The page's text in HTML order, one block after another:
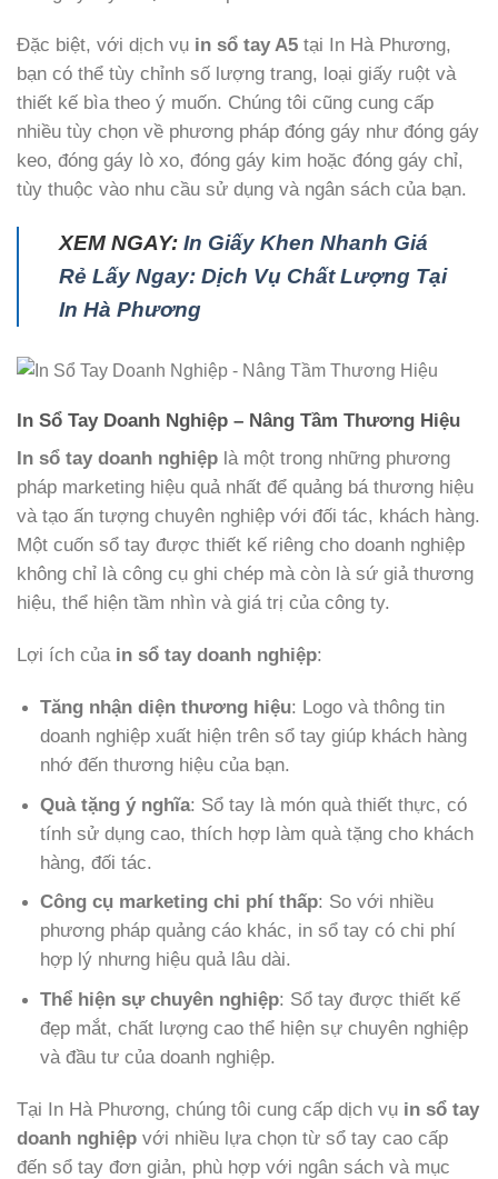
Đặc biệt, với dịch vụ in sổ tay A5 tại In Hà Phương,
bạn có thể tùy chỉnh số lượng trang, loại giấy ruột và
thiết kế bìa theo ý muốn. Chúng tôi cũng cung cấp
nhiều tùy chọn về phương pháp đóng gáy như đóng gáy
keo, đóng gáy lò xo, đóng gáy kim hoặc đóng gáy chỉ,
tùy thuộc vào nhu cầu sử dụng và ngân sách của bạn.
XEM NGAY: In Giấy Khen Nhanh Giá
Rẻ Lấy Ngay: Dịch Vụ Chất Lượng Tại
In Hà Phương
In Sổ Tay Doanh Nghiệp – Nâng Tầm Thương Hiệu
In sổ tay doanh nghiệp là một trong những phương
pháp marketing hiệu quả nhất để quảng bá thương hiệu
và tạo ấn tượng chuyên nghiệp với đối tác, khách hàng.
Một cuốn sổ tay được thiết kế riêng cho doanh nghiệp
không chỉ là công cụ ghi chép mà còn là sứ giả thương
hiệu, thể hiện tầm nhìn và giá trị của công ty.
Lợi ích của in sổ tay doanh nghiệp:
Tăng nhận diện thương hiệu: Logo và thông tin
doanh nghiệp xuất hiện trên sổ tay giúp khách hàng
nhớ đến thương hiệu của bạn.
Quà tặng ý nghĩa: Sổ tay là món quà thiết thực, có
tính sử dụng cao, thích hợp làm quà tặng cho khách
hàng, đối tác.
Công cụ marketing chi phí thấp: So với nhiều
phương pháp quảng cáo khác, in sổ tay có chi phí
hợp lý nhưng hiệu quả lâu dài.
Thể hiện sự chuyên nghiệp: Sổ tay được thiết kế
đẹp mắt, chất lượng cao thể hiện sự chuyên nghiệp
và đầu tư của doanh nghiệp.
Tại In Hà Phương, chúng tôi cung cấp dịch vụ in sổ tay
doanh nghiệp với nhiều lựa chọn từ sổ tay cao cấp
đến sổ tay đơn giản, phù hợp với ngân sách và mục